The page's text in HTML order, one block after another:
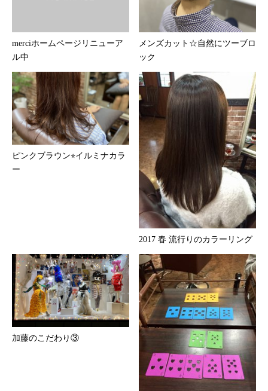
merciホームページリニューア
ル中
メンズカット☆自然にツーブロ
ック
ピンクブラウン⭐︎イルミナカラ
ー
2017 春 流行りのカラーリング
加藤のこだわり③